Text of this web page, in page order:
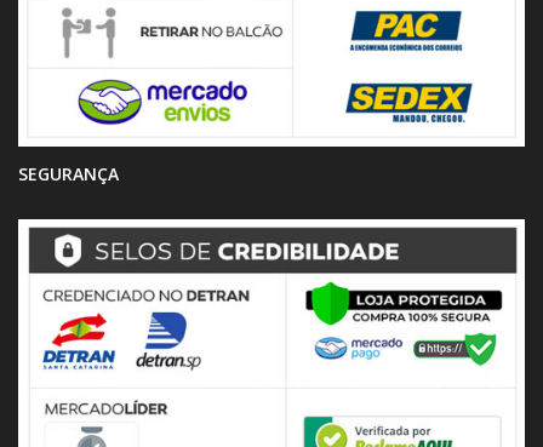
SEGURANÇA